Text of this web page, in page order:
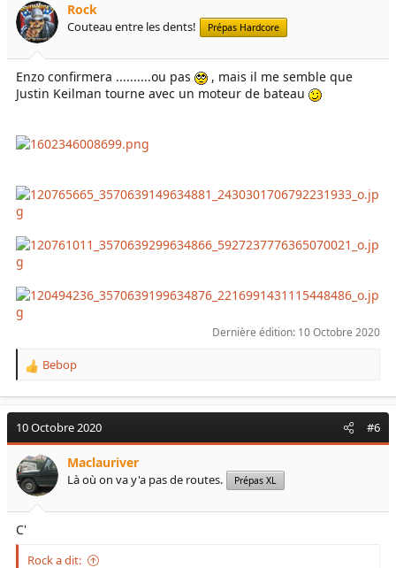
Rock
Couteau entre les dents! Prépas Hardcore
Enzo confirmera ..........ou pas
, mais il me semble que
Justin Keilman tourne avec un moteur de bateau
Dernière édition: 10 Octobre 2020
R
t
o
n
s
:
Bebop
10 Octobre 2020 #6
Maclauriver
Là où on va y'a pas de routes. Prépas XL
C'
Rock a dit: